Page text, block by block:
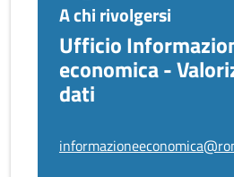
A chi rivolgersi
Ufficio
economica -
dati